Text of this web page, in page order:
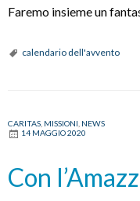
Faremo insieme un
calendario dell'avvento
CARITAS MISSIONI NEWS
14 MAGGIO 2020
Con